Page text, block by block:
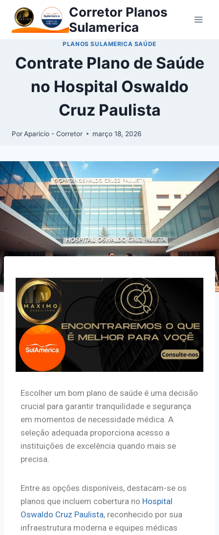
Corretor Planos
Sulamerica
PLANOS SULAMERICA SAÚDE
Contrate Plano de Saúde
no Hospital Oswaldo
Cruz Paulista
Por Aparicio - Corretor março 18, 2026
Escolher um bom plano de saúde é uma decisão
crucial para garantir tranquilidade e segurança
em momentos de necessidade médica. A
seleção adequada proporciona acesso a
instituições de excelência quando mais se
precisa.
Entre as opções disponíveis, destacam-se os
planos que incluem cobertura no Hospital
Oswaldo Cruz Paulista, reconhecido por sua
infraestrutura moderna e equipes médicas